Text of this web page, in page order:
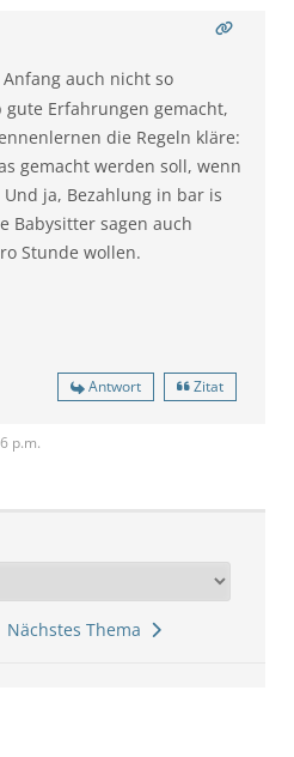
auch nicht so
gute Erfahrungen gemacht,
die Regeln kläre:
gemacht werden soll, wenn
ja, Bezahlung in bar is
Babysitter sagen auch
Stunde wollen.
Antwort Zitat
p.m.
Nächstes Thema